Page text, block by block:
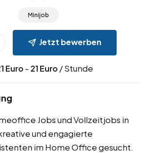
Minijob
Jetzt bewerben
Euro - 21 Euro / Stunde
Jobs und Vollzeitjobs in
und engagierte
im Home Office gesucht.